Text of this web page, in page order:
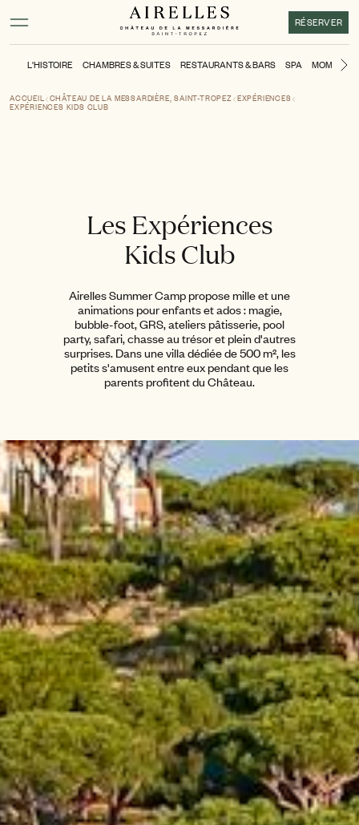
Activer le mode contraste élevé
RÉSERVER
L'HISTOIRE CHAMBRES & SUITES RESTAURANTS & BARS SPA MOMENTS
ACCUEIL CHÂTEAU DE LA MESSARDIÈRE, SAINT-TROPEZ EXPÉRIENCES
EXPÉRIENCES KIDS CLUB
Les Expériences
Kids Club
Airelles Summer Camp propose mille et une
animations pour enfants et ados : magie,
bubble-foot, GRS, ateliers pâtisserie, pool
party, safari, chasse au trésor et plein d'autres
surprises. Dans une villa dédiée de 500 m², les
petits s'amusent entre eux pendant que les
parents profitent du Château.